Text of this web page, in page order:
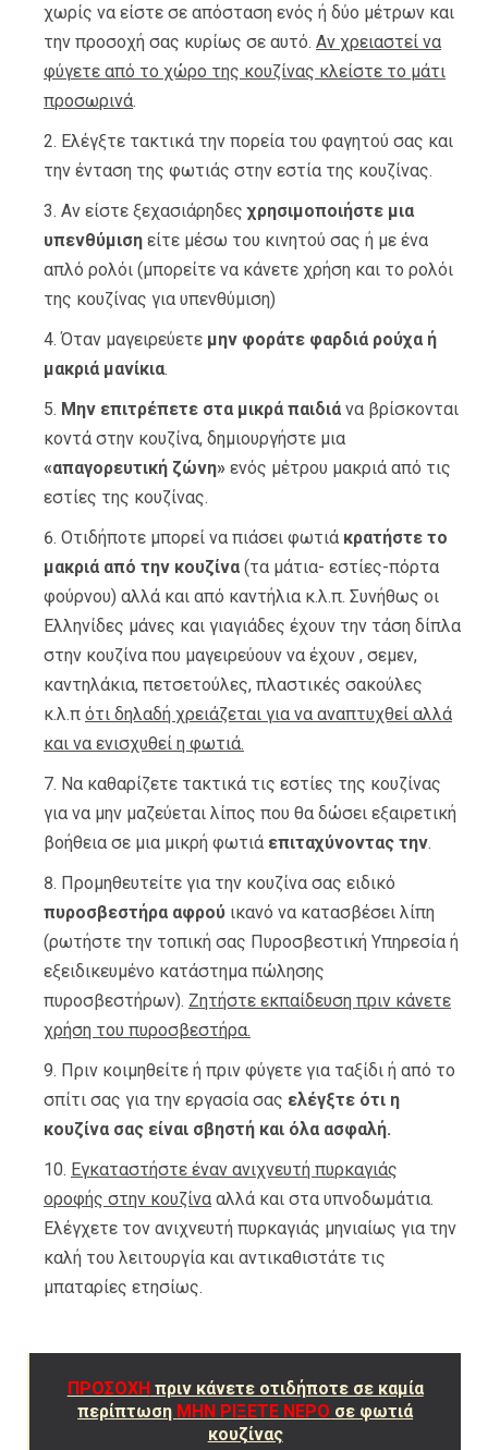
χωρίς να είστε σε απόσταση ενός ή δύο μέτρων και
την προσοχή σας κυρίως σε αυτό. Αν χρειαστεί να
φύγετε από το χώρο της κουζίνας κλείστε το μάτι
προσωρινά.
Ελέγξτε τακτικά την πορεία του φαγητού σας και
την ένταση της φωτιάς στην εστία της κουζίνας.
Αν είστε ξεχασιάρηδεςχρησιμοποιήστε μια
υπενθύμιση είτε μέσω του κινητού σας ή με ένα
απλό ρολόι (μπορείτε να κάνετε χρήση και το ρολόι
της κουζίνας για υπενθύμιση)
Όταν μαγειρεύετε μην φοράτε φαρδιά ρούχα ή
μακριά μανίκια.
Μην επιτρέπετε στα μικρά παιδιά να βρίσκονται
κοντά στην κουζίνα, δημιουργήστε μια
«απαγορευτική ζώνη» ενός μέτρου μακριά από τις
εστίες της κουζίνας.
Οτιδήποτε μπορεί να πιάσει φωτιά κρατήστε το
μακριά από την κουζίνα (τα μάτια- εστίες-πόρτα
φούρνου) αλλά και από καντήλια κ.λ.π. Συνήθως οι
Ελληνίδες μάνες και γιαγιάδες έχουν την τάση δίπλα
στην κουζίνα που μαγειρεύουν να έχουν , σεμεν,
καντηλάκια, πετσετούλες, πλαστικές σακούλες
κ.λ.π ότι δηλαδή χρειάζεται για να αναπτυχθεί αλλά
και να ενισχυθεί η φωτιά.
Να καθαρίζετε τακτικά τις εστίες της κουζίνας
για να μην μαζεύεται λίπος που θα δώσει εξαιρετική
βοήθεια σε μια μικρή φωτιά επιταχύνοντας την.
Προμηθευτείτε για την κουζίνα σας ειδικό
πυροσβεστήρα αφρού ικανό να κατασβέσει λίπη
(ρωτήστε την τοπική σας Πυροσβεστική Υπηρεσία ή
εξειδικευμένο κατάστημα πώλησης
πυροσβεστήρων). Ζητήστε εκπαίδευση πριν κάνετε
χρήση του πυροσβεστήρα.
Πριν κοιμηθείτε ή πριν φύγετε για ταξίδι ή από το
σπίτι σας για την εργασία σας ελέγξτε ότι η
κουζίνα σας είναι σβηστή και όλα ασφαλή.
Εγκαταστήστε έναν ανιχνευτή πυρκαγιάς
οροφής στην κουζίνα αλλά και στα υπνοδωμάτια.
Ελέγχετε τον ανιχνευτή πυρκαγιάς μηνιαίως για την
καλή του λειτουργία και αντικαθιστάτε τις
μπαταρίες ετησίως.
ΠΡΟΣΟΧΗπριν κάνετε οτιδήποτε σε καμία
περίπτωση ΜΗΝ ΡΙΞΕΤΕ ΝΕΡΟ σε φωτιά
κουζίνας